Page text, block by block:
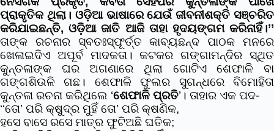
ପ୍ରାକୃତିକ ଥିଲା। ଓଡ଼ିଆ ଭାଷାରେ ଯେଉଁ ଜୀବନୀଶକ୍ତି ସଞ୍ଚରିତ
କରିଯାଇଛନ୍ତି, ଓଡ଼ିଆ ଜାତି ଆଜି ତାହା ହୃଦୟଙ୍ଗମ କରିନାହିଁ।’’
ତାଙ୍କ ରଚନାର ସ୍ବତଃସ୍ଫୂର୍ତ୍ତ କାବ୍ୟଛନ୍ଦ ପାଠକ ମନରେ
ଖେଳାଇଦିଏ ଅପୂର୍ବ ମାଦକତା। କଟକର ଗଙ୍ଗାମନ୍ଦିର ସ୍ଥିତ
କୁନ୍ତଳାଙ୍କ ଘର ଅଗଣାରେ ଥିଲା ଗୋଟିଏ ଶେଫାଳି ବା
ଗଙ୍ଗଶିଉଳି ଗଛ। ଶେଫାଳି ଫୁଲର ସୁଗନ୍ଧରେ ବିମୋହିତା
କୁନ୍ତଳା ରଚନା କରିଥିଲେ ‘ଶେଫାଳି ପ୍ରତି’। ତାହାର ଏକ ପଦ-
‘‘ତୋ’ ପରି କ୍ଷୁଦ୍ର ମୁହିଁ ତୋ’ ପରି କ୍ଷଣିକ,
ହସେ ବାସେ ରସେ ମାତ୍ର ଫୁଟିଅଛି ଘତିକ;